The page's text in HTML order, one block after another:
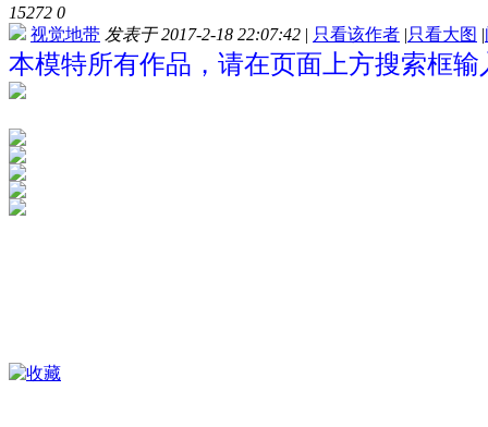
15272 0
视觉地带 发表于 2017-2-18 22:07:42 | 只看该作者 |只看大图 |
本模特所有作品，请在页面上方搜索框输